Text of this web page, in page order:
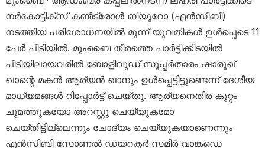
നർകോട്ടിക്സ് കൺട്രോൾ ബ്യൂറോ (എൻസിബി)
നടത്തിയ പരിശോധനയിൽ മൂന്ന് യുവതികൾ ഉൾപ്പെടെ 11
പേർ പിടിയിൽ. മുംബൈ തീരത്തെ പാർട്ടിക്കിടയിൽ
പിടിയിലായവരിൽ ബോളിവുഡ് സൂപ്പർതാരം ഷാരൂഖ്
ഖാന്റെ മകൻ ആര്യൻ ഖാനും ഉൾപ്പെട്ടിട്ടുണ്ടെന്ന് ദേശീയ
മാധ്യമങ്ങൾ റിപ്പോർട്ട് ചെയ്തു. ആര്യനെതിര കുറ്റം
ചുമത്തുകയോ അറസ്റ്റു ചെയ്യുകമോ
ചെയ്തിട്ടില്ലെന്നും ചോദ്യം ചെയ്യുകയാണെന്നും
എൻസിബി സോണൽ ഡയറക്ടർ സമീർ വാങ്കഡെ